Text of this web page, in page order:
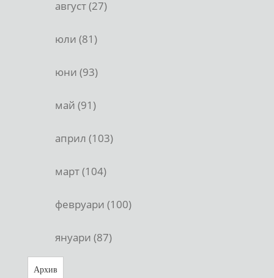
август (27)
юли (81)
юни (93)
май (91)
април (103)
март (104)
февруари (100)
януари (87)
Архив